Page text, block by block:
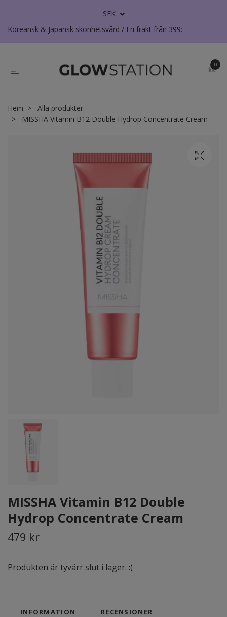
SEK
Koreansk & Japansk skönhetsvård / Fri frakt från 399:-
0
Hem
Alla produkter
MISSHA Vitamin B12 Double Hydrop Concentrate Cream
MISSHA Vitamin B12 Double
Hydrop Concentrate Cream
479 kr
Produkten är tyvärr slut i lager. :(
INFORMATION RECENSIONER